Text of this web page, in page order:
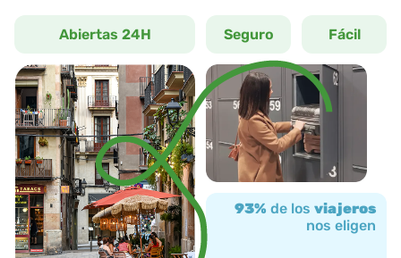
93% de los viajeros
nos eligen
Seguro Fácil
Abiertas 24H